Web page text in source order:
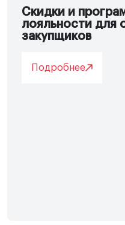
Скидки и
лояльности для
закупщиков
Подробнее